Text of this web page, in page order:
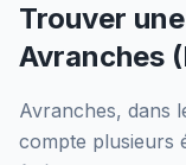
Trouver
Avranches (
Avranches, dans
compte plusieurs